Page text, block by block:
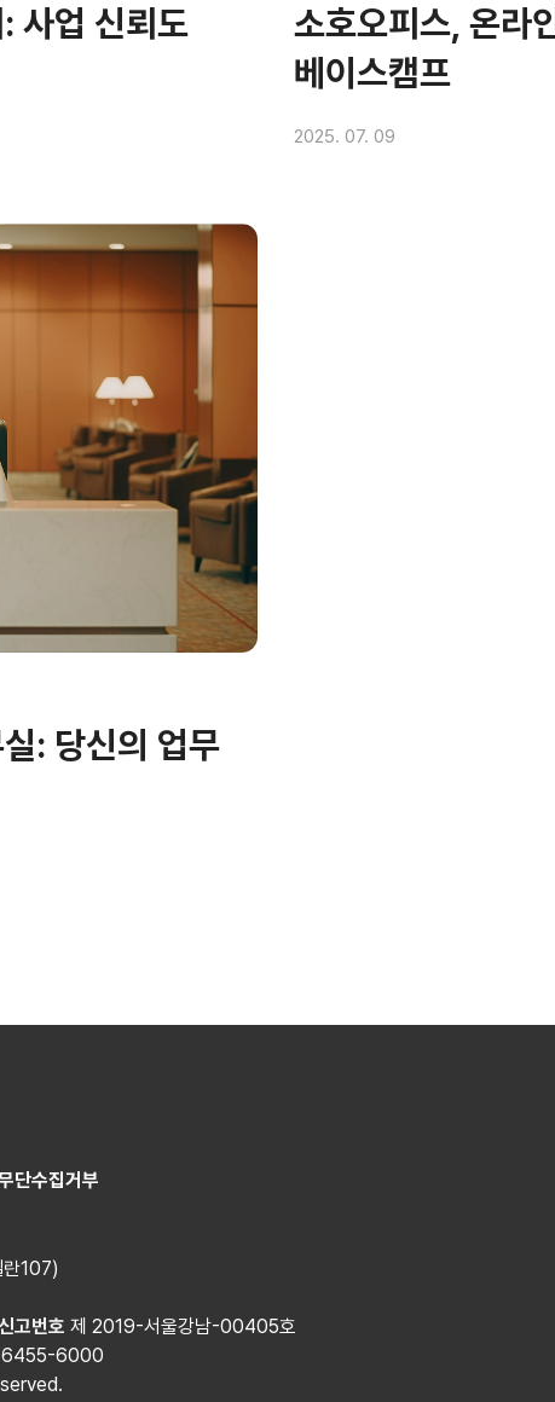
사업 신뢰도
소호오피스, 온라
베이스캠프
2025. 07. 09
: 당신의 업무
단수집거부
107)
고번호 제 2019-서울강남-00405호
6000